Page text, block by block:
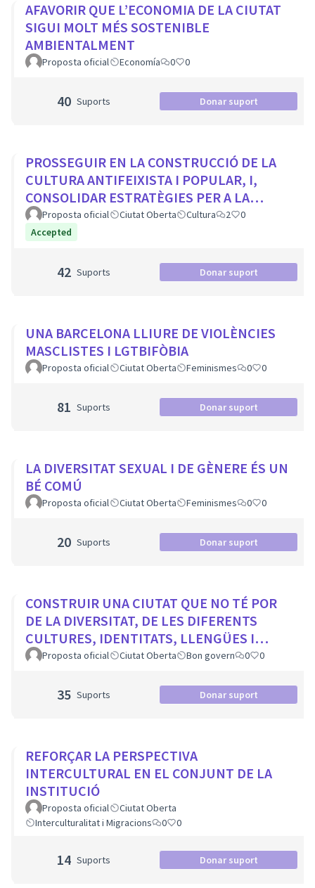
AFAVORIR QUE L’ECONOMIA DE LA CIUTAT
SIGUI MOLT MÉS SOSTENIBLE
AMBIENTALMENT
Proposta oficial Economía 0 0
40 Suports Donar suport
PROSSEGUIR EN LA CONSTRUCCIÓ DE LA
CULTURA ANTIFEIXISTA I POPULAR, I,
CONSOLIDAR ESTRATÈGIES PER A LA
VISIBILITZACIÓ DE LA MEMÒRIA
DEMOCRÀTICA CIUTADA
Proposta oficial Ciutat Oberta Cultura 2
0
Accepted
42 Suports Donar suport
UNA BARCELONA LLIURE DE VIOLÈNCIES
MASCLISTES I LGTBIFÒBIA
Proposta oficial Ciutat Oberta Feminismes 0 0
81 Suports Donar suport
LA DIVERSITAT SEXUAL I DE GÈNERE ÉS UN
BÉ COMÚ
Proposta oficial Ciutat Oberta Feminismes 0 0
20 Suports Donar suport
CONSTRUIR UNA CIUTAT QUE NO TÉ POR
DE LA DIVERSITAT, DE LES DIFERENTS
CULTURES, IDENTITATS, LLENGÜES I
RELIGIONS
Proposta oficial Ciutat Oberta Bon govern 0 0
35 Suports Donar suport
REFORÇAR LA PERSPECTIVA
INTERCULTURAL EN EL CONJUNT DE LA
INSTITUCIÓ
Proposta oficial
Ciutat Oberta
Interculturalitat i Migracions
0 0
14 Suports Donar suport